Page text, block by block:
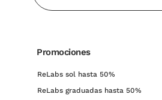
Promociones
ReLabs sol hasta 50%
ReLabs graduadas hasta 50%